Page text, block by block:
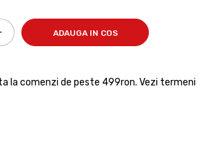
ADAUGA IN COS
la comenzi de peste 499ron. Vezi termeni